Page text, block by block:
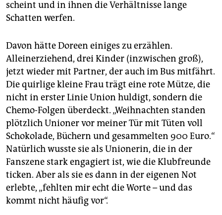
scheint und in ihnen die Verhältnisse lange
Schatten werfen.
Davon hätte Doreen einiges zu erzählen.
Alleinerziehend, drei Kinder (inzwischen groß),
jetzt wieder mit Partner, der auch im Bus mitfährt.
Die quirlige kleine Frau trägt eine rote Mütze, die
nicht in erster Linie Union huldigt, sondern die
Chemo-Folgen überdeckt. „Weihnachten standen
plötzlich Unioner vor meiner Tür mit Tüten voll
Schokolade, Büchern und gesammelten 900 Euro.“
Natürlich wusste sie als Unionerin, die in der
Fanszene stark engagiert ist, wie die Klubfreunde
ticken. Aber als sie es dann in der eigenen Not
erlebte, „fehlten mir echt die Worte – und das
kommt nicht häufig vor“.